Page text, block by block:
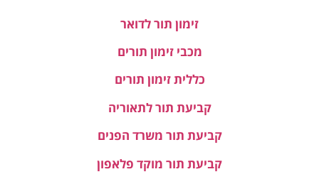
זימון תור לדואר
מכבי זימון תורים
כללית זימון תורים
קביעת תור לתאוריה
קביעת תור משרד הפנים
קביעת תור מוקד פלאפון